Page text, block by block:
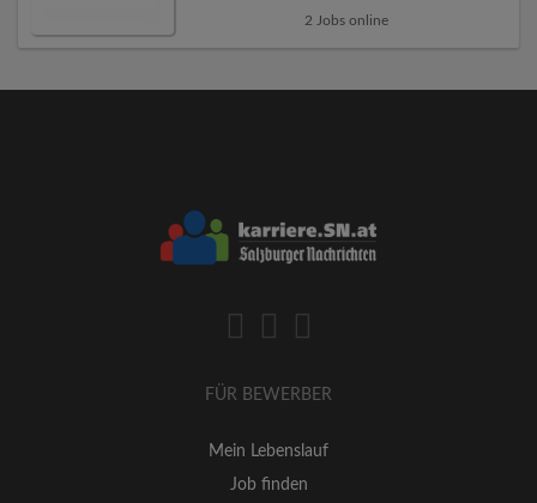
2 Jobs online
FÜR BEWERBER
Mein Lebenslauf
Job finden